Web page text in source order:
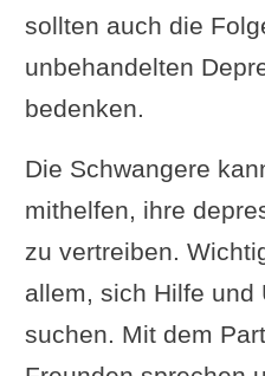
sollten auch die
unbehandelten
bedenken.
Die Schwangere
mithelfen, ihre
zu vertreiben.
allem, sich Hilfe und
suchen. Mit dem